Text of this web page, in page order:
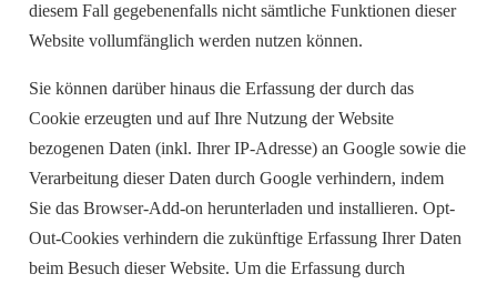
diesem Fall gegebenenfalls nicht sämtliche Funktionen dieser
Website vollumfänglich werden nutzen können.
Sie können darüber hinaus die Erfassung der durch das
Cookie erzeugten und auf Ihre Nutzung der Website
bezogenen Daten (inkl. Ihrer IP-Adresse) an Google sowie die
Verarbeitung dieser Daten durch Google verhindern, indem
Sie das Browser-Add-on herunterladen und installieren. Opt-
Out-Cookies verhindern die zukünftige Erfassung Ihrer Daten
beim Besuch dieser Website. Um die Erfassung durch